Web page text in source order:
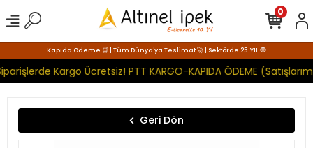
Kapıda Ödeme 🛒 | Tüm Dünya'ya Teslimat 🚀 | Sektörde 25. YIL 🧿
Kargo Ücretsiz! PTT KARGO-KAPIDA ÖDEME
0
Geri Dön